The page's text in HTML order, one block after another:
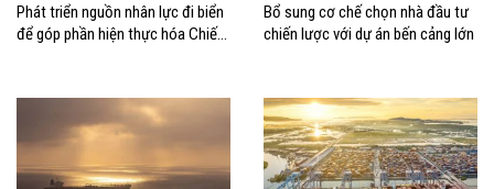
Phát triển nguồn nhân lực đi biển
để góp phần hiện thực hóa Chiến
Bổ sung cơ chế chọn nhà đầu tư
chiến lược với dự án bến cảng lớn